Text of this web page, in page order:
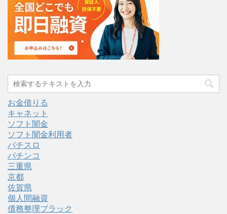
お金借りる
キャネット
ソフト闇金
ソフト闇金利用者
パチスロ
パチンコ
三重県
京都
佐賀県
個人間融資
債務整理ブラック